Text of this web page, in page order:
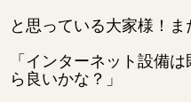
と思っている大家様！ま
「インターネット設備
ら良いかな？」